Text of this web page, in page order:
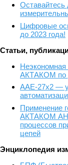
Оставайтесь
Цифровые
до 2023 года!
Статьи,
АКТАКОМ по
ААЕ-27x2 —
Применение
АКТАКОМ
процессов
цепей
Энциклопедия